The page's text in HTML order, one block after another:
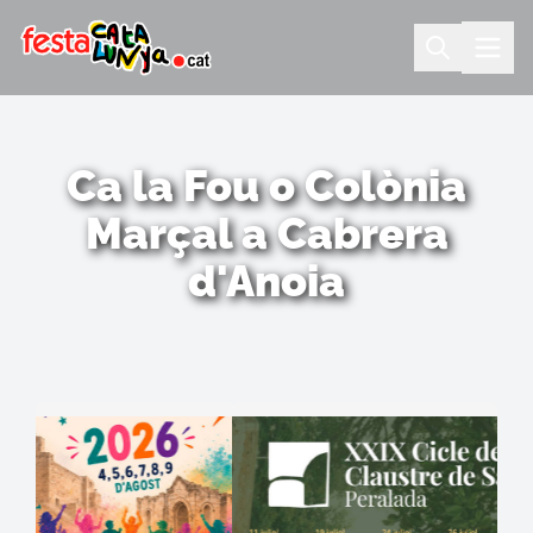
Ca la Fou o Colònia
Marçal a Cabrera
d'Anoia